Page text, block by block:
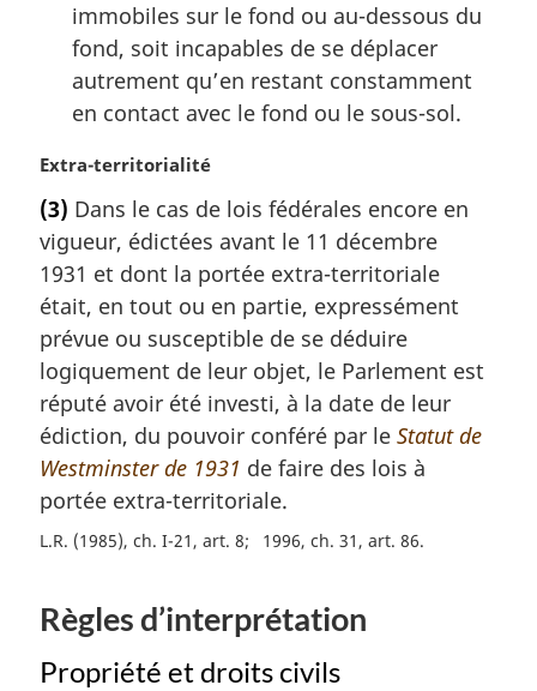
immobiles sur le fond ou au-dessous du
fond, soit incapables de se déplacer
autrement qu’en restant constamment
en contact avec le fond ou le sous-sol.
N
t
e
m
a
g
i
n
a
l
e
:
Extra-territorialité
(3) Dans le cas de lois fédérales encore en
vigueur, édictées avant le 11 décembre
1931 et dont la portée extra-territoriale
était, en tout ou en partie, expressément
prévue ou susceptible de se déduire
logiquement de leur objet, le Parlement est
réputé avoir été investi, à la date de leur
édiction, du pouvoir conféré par le Statut de
Westminster de 1931 de faire des lois à
portée extra-territoriale.
L.R. (1985), ch. I-21, art. 8 1996, ch. 31, art. 86
Règles d’interprétation
Propriété et droits civils